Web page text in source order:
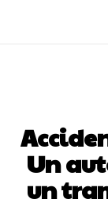
Un
un